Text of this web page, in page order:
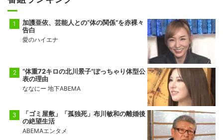
加護亜依、芸能人との“体の関係”を赤裸々
告白
愛のハイエナ
“体重72キロの北川景子”ぽっちゃり体型公
表の理由
ななにー 地下ABEMA
「ゴミ屋敷」「孤独死」布川敏和の離婚後
の絶望生活
ABEMAエンタメ